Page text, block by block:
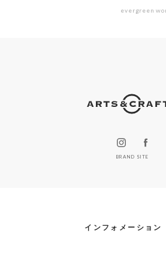
evergreen
BRAND SITE
インフォメーション